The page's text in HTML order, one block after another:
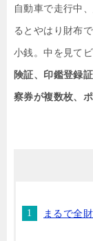
自動車で走行中
るとやはり財布
小銭。中を見て
険証、印鑑登録
察券が複数枚、
まるで全